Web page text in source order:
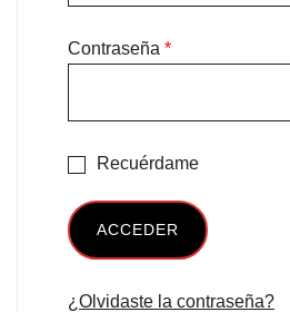
Contraseña *Obligatorio
Recuérdame
ACCEDER
¿Olvidaste la contraseña?